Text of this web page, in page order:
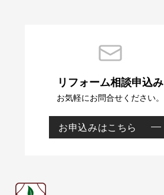
リフォーム相談申込み
お気軽にお問合せください。
お申込みはこちら